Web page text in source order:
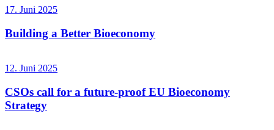
17. Juni 2025
Building a Better Bioeconomy
12. Juni 2025
CSOs call for a future-proof EU Bioeconomy
Strategy